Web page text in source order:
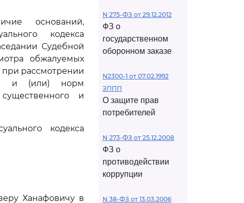
оснований,
кодекса
Судебной
обжалуемых
при рассмотрении
и (или) норм
и
кодекса
Ханафовичу в
N 275-ФЗ от 29.12.2012
ФЗ о
государственном
оборонном заказе
N2300-1 от 07.02.1992
ЗППП
О защите прав
потребителей
N 273-ФЗ от 25.12.2008
ФЗ о
противодействии
коррупции
N 38-ФЗ от 13.03.2006